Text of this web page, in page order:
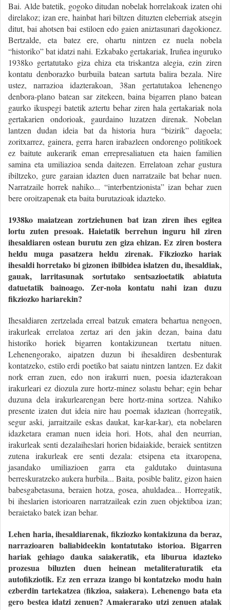
Bai. Alde batetik, gogoko ditudan nobelak horrelakoak izaten ohi
direlakoz; izan ere, hainbat hari biltzen dituzten eleberriak atsegin
ditut, bai ahotsen bai estiloen edo gaien aniztasunari dagokionez.
Bertzalde, eta batez ere, ohartu nintzen ez nuela nobela
“historiko” bat idatzi nahi. Ezkabako gertakariak, Iruñea inguruko
1938ko gertatutako giza ehiza eta triskantza alegia, ezin ziren
kontatu denborazko burbuila batean sartuta balira bezala. Nire
ustez, narrazioa idazterakoan, 38an gertatutakoa lehenengo
denbora-plano batean sar zitekeen, baina bigarren plano batean
gaurko ikuspegi batetik aztertu behar ziren hala gertakariak nola
gertakarien ondorioak, gaurdaino luzatzen direnak. Nobelan
lantzen dudan ideia bat da historia hura “bizirik” dagoela;
zoritxarrez, gainera, gerra haren irabazleen ondorengo politikoek
ez baitute aukerarik eman errepresaliatuen eta haien familien
samina eta umiliazioa senda daitezen. Errelatoan zehar gustura
ibiltzeko, gure garaian idazten duen narratzaile bat behar nuen.
Narratzaile horrek nahiko... “interbentzionista” izan behar zuen
bere oroitzapenak eta baita burutazioak idazteko.
1938ko maiatzean zortziehunen bat izan ziren ihes egitea
lortu zuten presoak. Haietatik berrehun inguru hil ziren
ihesaldiaren ostean burutu zen giza ehizan. Ez ziren bostera
heldu muga pasatzera heldu zirenak. Fikziozko hariak
ihesaldi horretako bi gizonen ibilbidea islatzen du, ihesaldiak,
gauak, larritasunak sortutako sentsazioetatik abiatuta
datuetatik bainoago. Zer-nola kontatu nahi izan duzu
fikziozko hariarekin?
Ihesaldiaren zertzelada erreal batzuk ematera behartua nengoen,
irakurleak errelatoa zertaz ari den jakin dezan, baina datu
historiko horiek bigarren kontakizunean txertatu nituen.
Lehenengorako, aipatzen duzun bi ihesaldiren desbenturak
kontatzeko, estilo erdi poetiko bat saiatu nintzen lantzen. Ez dakit
nork erran zuen, edo non irakurri nuen, poesia idazterakoan
irakurleari ez diozula zure hortz-minez solastu behar; egin behar
duzuna dela irakurlearengan bere hortz-mina sortzea. Nahiko
presente izaten dut ideia nire hau poemak idaztean (horregatik,
segur aski, jarraitzaile eskas daukat, kar-kar-kar), eta nobelaren
idazketara eraman nuen ideia hori. Hots, ahal den neurrian,
irakurleak senti dezalaiheslari horien bidaiakide, beraiek sentitzen
zutena irakurleak ere senti dezala: etsipena eta itxaropena,
jasandako umiliazioen garra eta galdutako duintasuna
berreskuratzeko aukera hurbila... Baita, posible balitz, gizon haien
babesgabetasuna, beraien hotza, gosea, ahuldadea... Horregatik,
bi iheslarien istorioaren narratzaileak ezin zuen objektiboa izan;
beraietako batek izan behar.
Lehen haria, ihesaldiarenak, fikziozko kontakizuna da beraz,
narrazioaren baliabideekin kontatutako istorioa. Bigarren
hariak gehiago dauka saiakeratik, eta liburua idazteko
prozesua biluzten duen heinean metaliteraturatik eta
autofikziotik. Ez zen erraza izango bi kontatzeko modu hain
ezberdin tartekatzea (fikzioa, saiakera). Lehenengo bata eta
gero bestea idatzi zenuen? Amaierarako utzi zenuen atalak